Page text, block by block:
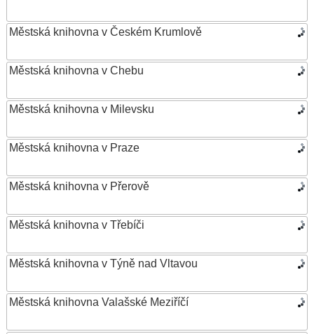
Městská knihovna v Českém Krumlově
Městská knihovna v Chebu
Městská knihovna v Milevsku
Městská knihovna v Praze
Městská knihovna v Přerově
Městská knihovna v Třebíči
Městská knihovna v Týně nad Vltavou
Městská knihovna Valašské Meziříčí